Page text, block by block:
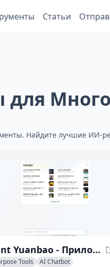
Статьи
Найдите лучшие ИИ-
Tencent Yuanbao - Приложение-ассистент ИИ
Tools AI Chatbot